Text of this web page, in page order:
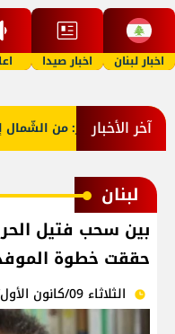
اخبار لبنان اخبار صيدا
آخر الأخبار
بالصّور: من الشّمال
لبنان
بين سحب فتيل
حققت خطوة
الثلاثاء 09/كانون الأول/2025 - 08:39 ص